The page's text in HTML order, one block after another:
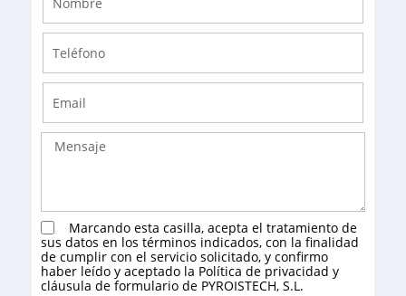
Marcando esta casilla, acepta el tratamiento de
sus datos en los términos indicados, con la finalidad
de cumplir con el servicio solicitado, y confirmo
haber leído y aceptado la Política de privacidad y
cláusula de formulario de PYROISTECH, S.L.